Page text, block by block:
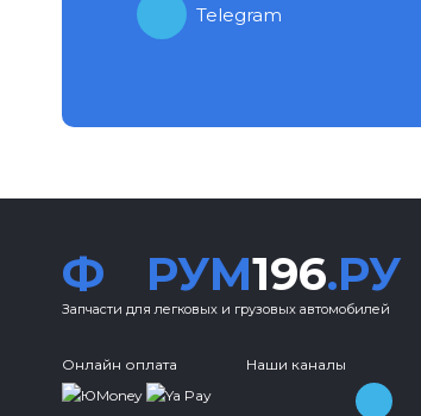
Telegram
Ф РУМ196.РУ
Запчасти для легковых и грузовых автомобилей
Онлайн оплата Наши каналы